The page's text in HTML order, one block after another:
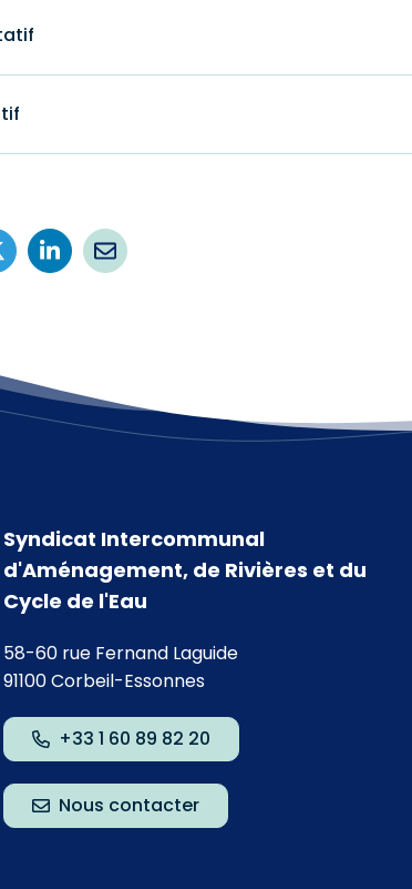
Syndicat Intercommunal
d'Aménagement, de Rivières et du
Cycle de l'Eau
58-60 rue Fernand Laguide
91100 Corbeil-Essonnes
+33 1 60 89 82 20
Nous contacter